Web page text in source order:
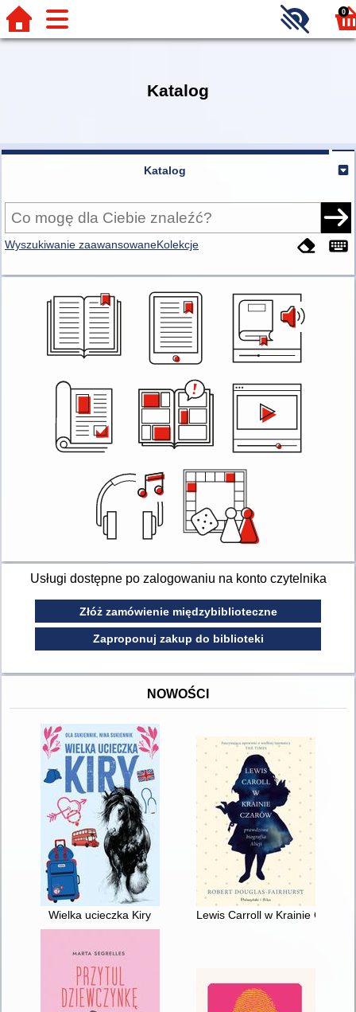
0
Katalog
Katalog
Wyszukiwanie zaawansowaneKolekcje
Usługi dostępne po zalogowaniu na konto czytelnika
Złóż zamówienie międzybiblioteczne
Zaproponuj zakup do biblioteki
NOWOŚCI
Wielka ucieczka Kiry Lewis Carroll w Krainie